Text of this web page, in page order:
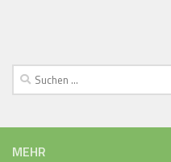
Suchen
nach:
MEHR